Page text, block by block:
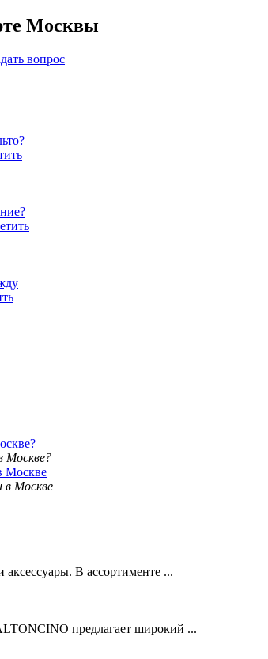
Москвы
вопрос
Москве
В ассортименте ...
предлагает широкий ...